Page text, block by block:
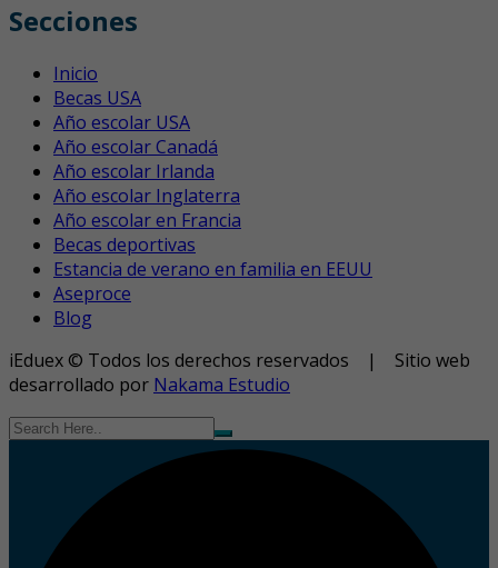
Secciones
Inicio
Becas USA
Año escolar USA
Año escolar Canadá
Año escolar Irlanda
Año escolar Inglaterra
Año escolar en Francia
Becas deportivas
Estancia de verano en familia en EEUU
Aseproce
Blog
iEduex © Todos los derechos reservados | Sitio web
desarrollado por Nakama Estudio